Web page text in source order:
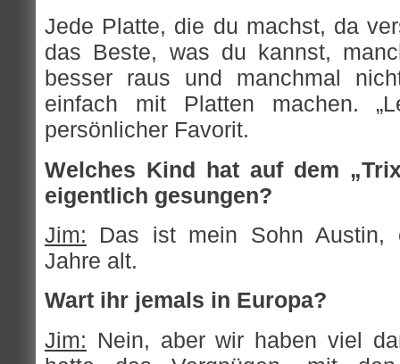
Jede Platte, die du machst, da
das Beste, was du kannst,
besser raus und manchmal
einfach mit Platten machen.
persönlicher Favorit.
Welches Kind hat auf dem
eigentlich gesungen?
Jim: Das ist mein Sohn Austin,
Jahre alt.
Wart ihr jemals in Europa?
Jim: Nein, aber wir haben viel